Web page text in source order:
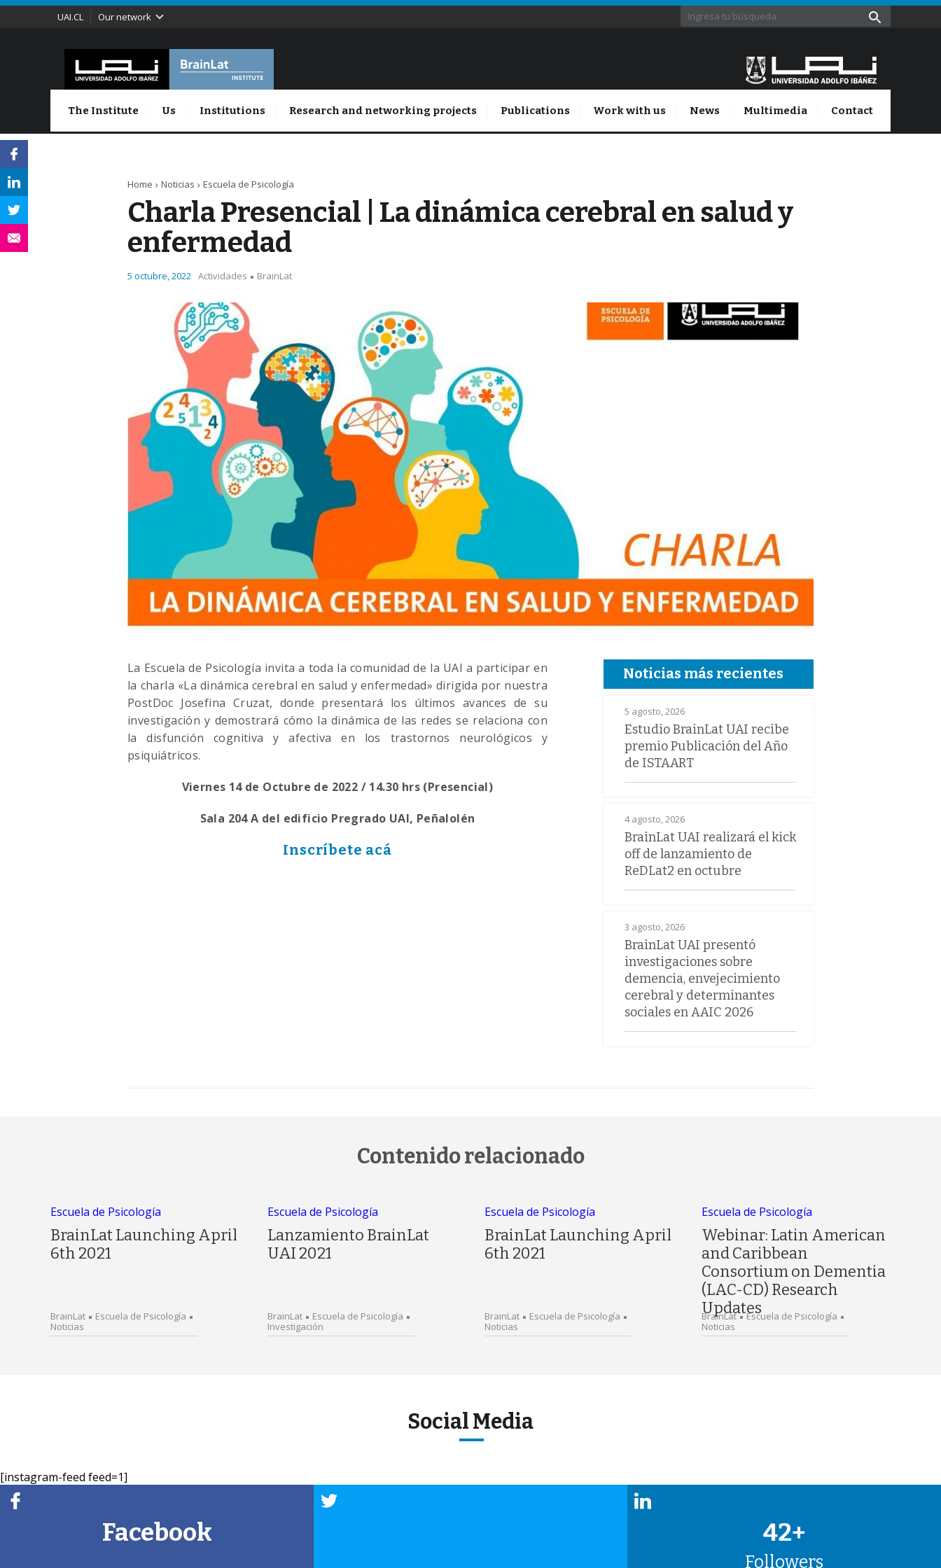
UAI.CL Our network
The Institute Us Institutions Research and networking projects Publications Work with us News Multimedia Contact
Home Noticias Escuela de Psicología
Charla Presencial | La dinámica cerebral en salud y
enfermedad
5 octubre, 2022 Actividades BrainLat
La Escuela de Psicología invita a toda la comunidad de la UAI a participar en
la charla «La dinámica cerebral en salud y enfermedad» dirigida por nuestra
PostDoc Josefina Cruzat, donde presentará los últimos avances de su
investigación y demostrará cómo la dinámica de las redes se relaciona con
la disfunción cognitiva y afectiva en los trastornos neurológicos y
psiquiátricos.
Viernes 14 de Octubre de 2022 / 14.30 hrs (Presencial)
Sala 204 A del edificio Pregrado UAI, Peñalolén
Inscríbete acá
Noticias más recientes
5 agosto, 2026
Estudio BrainLat UAI recibe
premio Publicación del Año
de ISTAART
4 agosto, 2026
BrainLat UAI realizará el kick
off de lanzamiento de
ReDLat2 en octubre
3 agosto, 2026
BrainLat UAI presentó
investigaciones sobre
demencia, envejecimiento
cerebral y determinantes
sociales en AAIC 2026
Contenido relacionado
Escuela de Psicología
BrainLat Launching April
6th 2021
BrainLat
Escuela de Psicología
Noticias
Escuela de Psicología
Lanzamiento BrainLat
UAI 2021
BrainLat
Escuela de Psicología
Investigación
Escuela de Psicología
BrainLat Launching April
6th 2021
BrainLat
Escuela de Psicología
Noticias
Escuela de Psicología
Webinar: Latin American
and Caribbean
Consortium on Dementia
(LAC-CD) Research
Updates
BrainLat
Escuela de Psicología
Noticias
Social Media
[instagram-feed feed=1]
Facebook 42+
Followers